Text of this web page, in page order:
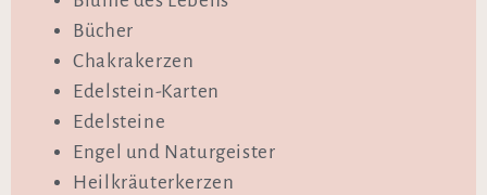
Bücher
Chakrakerzen
Edelstein-Karten
Edelsteine
Engel und Naturgeister
Heilkräuterkerzen